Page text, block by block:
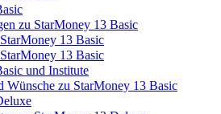
zu StarMoney 13 Basic
13 Basic
13 Basic
und Institute
zu StarMoney 13 Basic